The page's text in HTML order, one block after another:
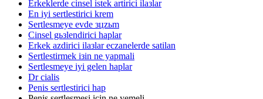
Erkeklerde cinsel istek artirici ilaзlar
En iyi sertlestirici krem
Sertlesmeye evde зцzьm
Cinsel gьзlendirici haplar
Erkek azdirici ilaзlar eczanelerde satilan
Sertlestirmek iзin ne yapmali
Sertlesmeye iyi gelen haplar
Dr cialis
Penis sertlestirici hap